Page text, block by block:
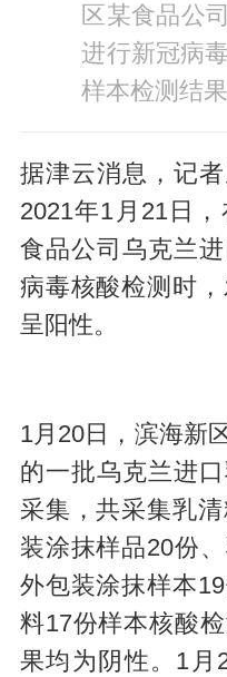
区某食品公
进行新冠病
样本检测结
据津云消息，记
2021年1月21日
食品公司乌克兰
病毒核酸检测时
呈阳性。
1月20日，滨海新
的一批乌克兰进
采集，共采集乳
装涂抹样品20份
外包装涂抹样本
料17份样本核酸
果均为阴性。1月